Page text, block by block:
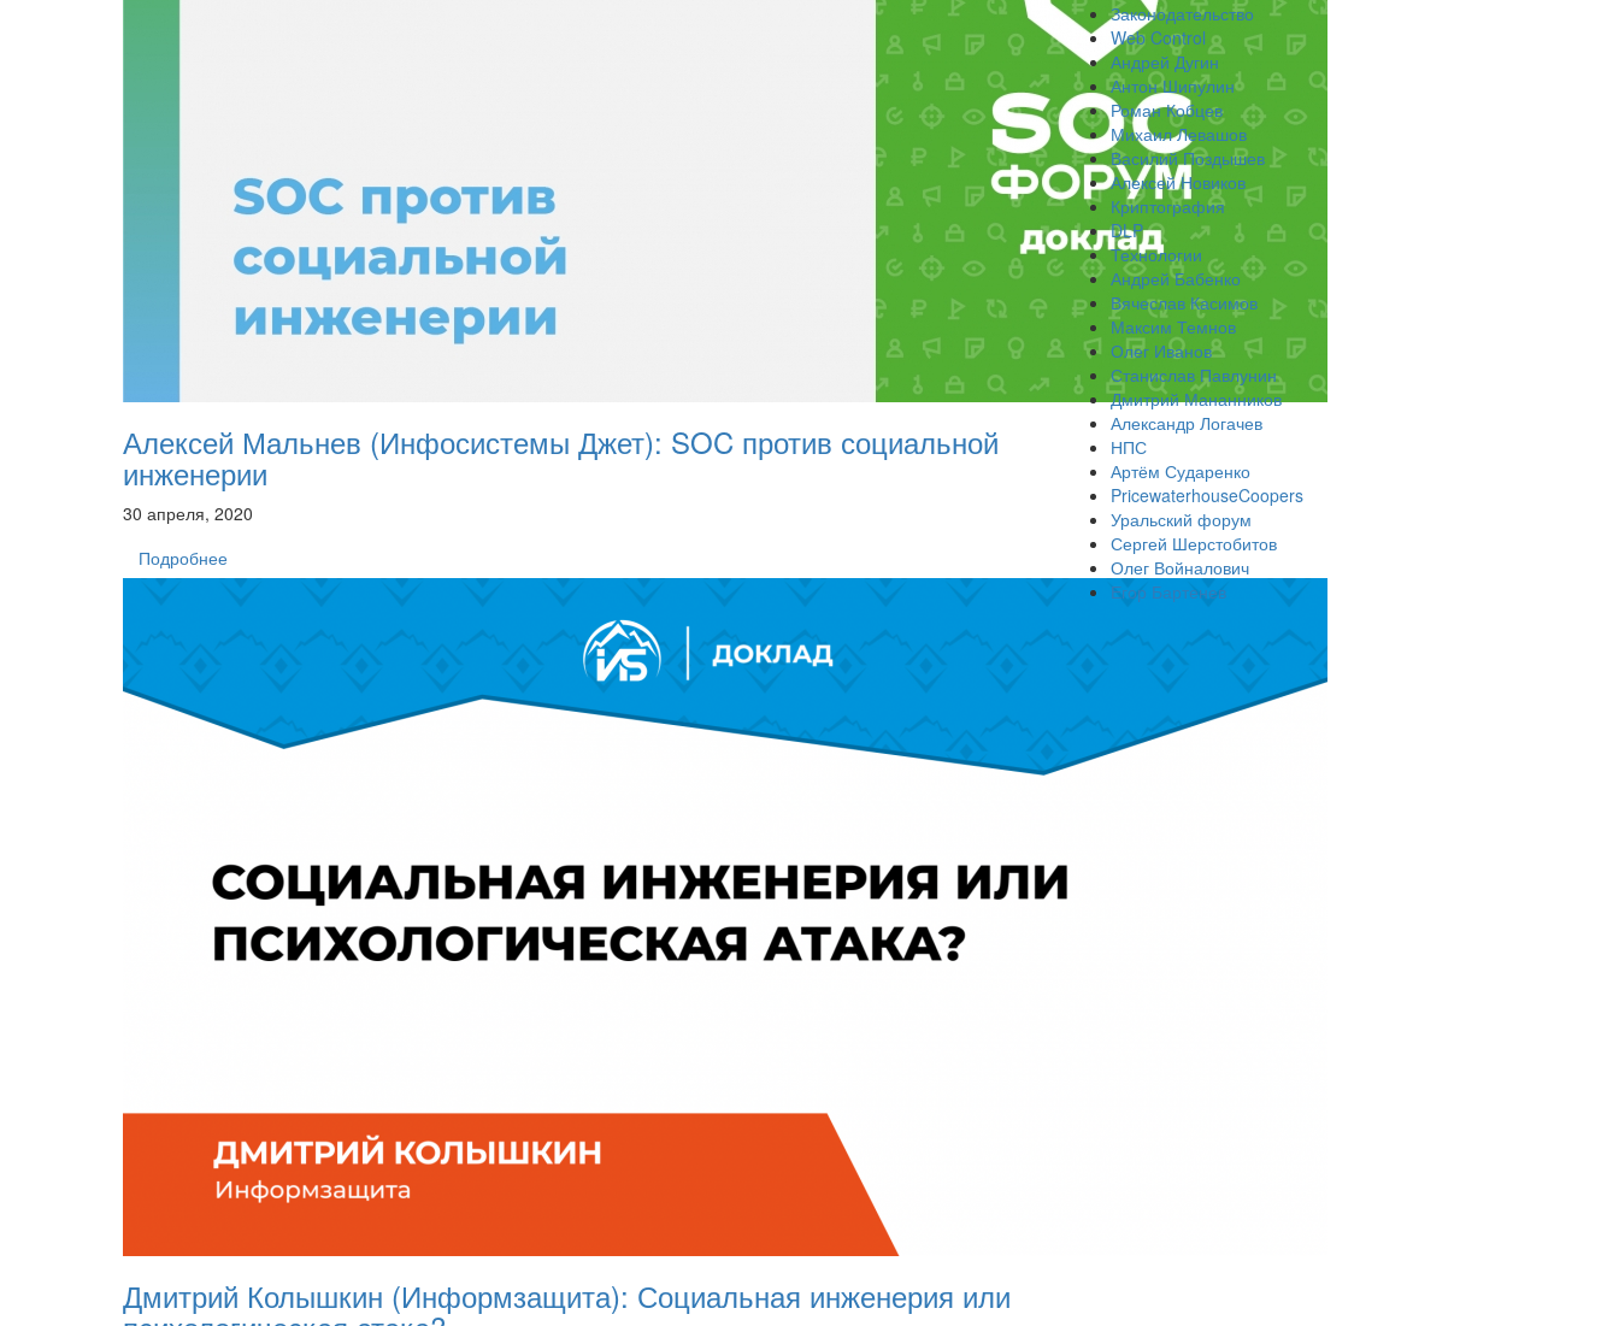
Алексей Мальнев (Инфосистемы Джет): SOC против социальной
инженерии
30 апреля, 2020
Подробнее
Дмитрий Колышкин (Информзащита): Социальная инженерия или
Законодательство
Web Control
Андрей Дугин
Антон Шипулин
Роман Кобцев
Михаил Левашов
Василий Поздышев
Алексей Новиков
Криптография
DLP
Технологии
Андрей Бабенко
Вячеслав Касимов
Максим Темнов
Олег Иванов
Станислав Павлунин
Дмитрий Мананников
Александр Логачев
НПС
Артём Сударенко
PricewaterhouseCoopers
Уральский форум
Сергей Шерстобитов
Олег Войналович
Егор Бартенев